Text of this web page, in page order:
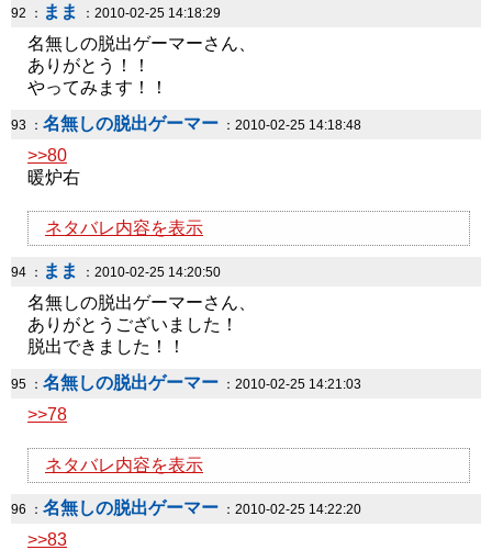
92 ： まま ：2010-02-25 14:18:29
名無しの脱出ゲーマーさん、
ありがとう！！
やってみます！！
93 ： 名無しの脱出ゲーマー ：2010-02-25 14:18:48
>>80
暖炉右
ネタバレ内容を表示
94 ： まま ：2010-02-25 14:20:50
名無しの脱出ゲーマーさん、
ありがとうございました！
脱出できました！！
95 ： 名無しの脱出ゲーマー ：2010-02-25 14:21:03
>>78
ネタバレ内容を表示
96 ： 名無しの脱出ゲーマー ：2010-02-25 14:22:20
>>83